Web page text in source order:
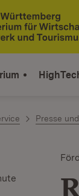
Presse